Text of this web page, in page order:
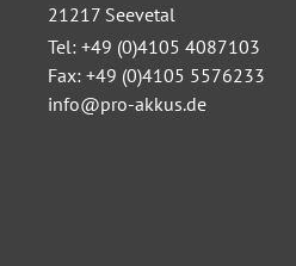
21217 Seevetal
Tel: +49 (0)4105 4087103
Fax: +49 (0)4105 5576233
info@pro-akkus.de